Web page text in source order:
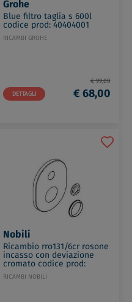
Grohe
Blue filtro taglia s 600l
codice prod: 40404001
RICAMBI GROHE
DETTAGLI
€ 99,00
€ 68,00
Nobili
Ricambio rro131/6cr rosone
incasso con deviazione
cromato codice prod:
RRO131/6CR
RICAMBI NOBILI